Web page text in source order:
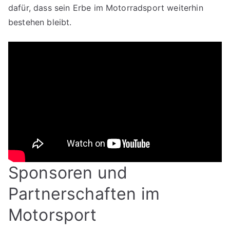
dafür, dass sein Erbe im Motorradsport weiterhin
bestehen bleibt.
Sponsoren und
Partnerschaften im
Motorsport